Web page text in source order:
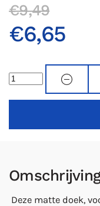
€9,49
€6,65
Omschrijving
Deze matte doek,